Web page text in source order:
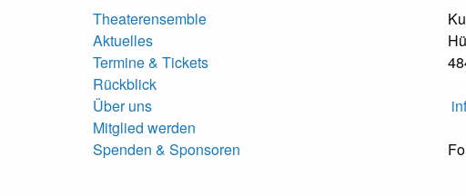
Theaterensemble
Aktuelles
Termine & Tickets
Rückblick
Über uns
Mitglied werden
Spenden & Sponsoren